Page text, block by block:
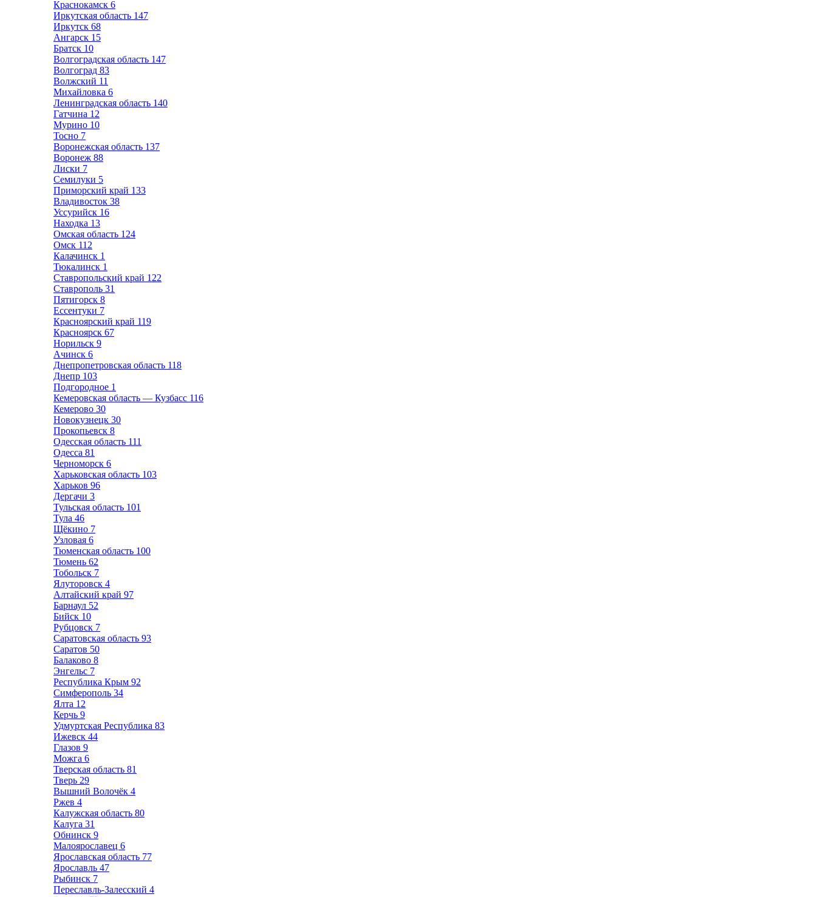
Краснокамск 6
Иркутская область 147
Иркутск 68
Ангарск 15
Братск 10
Волгоградская область 147
Волгоград 83
Волжский 11
Михайловка 6
Ленинградская область 140
Гатчина 12
Мурино 10
Тосно 7
Воронежская область 137
Воронеж 88
Лиски 7
Семилуки 5
Приморский край 133
Владивосток 38
Уссурийск 16
Находка 13
Омская область 124
Омск 112
Калачинск 1
Тюкалинск 1
Ставропольский край 122
Ставрополь 31
Пятигорск 8
Ессентуки 7
Красноярский край 119
Красноярск 67
Норильск 9
Ачинск 6
Днепропетровская область 118
Днепр 103
Подгородное 1
Кемеровская область — Кузбасс 116
Кемерово 30
Новокузнецк 30
Прокопьевск 8
Одесская область 111
Одесса 81
Черноморск 6
Харьковская область 103
Харьков 96
Дергачи 3
Тульская область 101
Тула 46
Щёкино 7
Узловая 6
Тюменская область 100
Тюмень 62
Тобольск 7
Ялуторовск 4
Алтайский край 97
Барнаул 52
Бийск 10
Рубцовск 7
Саратовская область 93
Саратов 50
Балаково 8
Энгельс 7
Республика Крым 92
Симферополь 34
Ялта 12
Керчь 9
Удмуртская Республика 83
Ижевск 44
Глазов 9
Можга 6
Тверская область 81
Тверь 29
Вышний Волочёк 4
Ржев 4
Калужская область 80
Калуга 31
Обнинск 9
Малоярославец 6
Ярославская область 77
Ярославль 47
Рыбинск 7
Переславль-Залесский 4